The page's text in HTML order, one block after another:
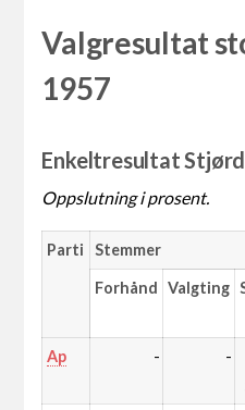
Valgresultat
1957
Enkeltresultat
Oppslutning i prosent.
Parti Stemmer
Forhånd Valgting
Ap - -